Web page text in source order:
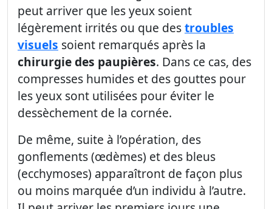
peut arriver que les yeux soient
légèrement irrités ou que destroubles
visuels soient remarqués après la
chirurgie des paupières. Dans ce cas, des
compresses humides et des gouttes pour
les yeux sont utilisées pour éviter le
dessèchement de la cornée.
De même, suite à l’opération, des
gonflements (œdèmes) et des bleus
(ecchymoses) apparaîtront de façon plus
ou moins marquée d’un individu à l’autre.